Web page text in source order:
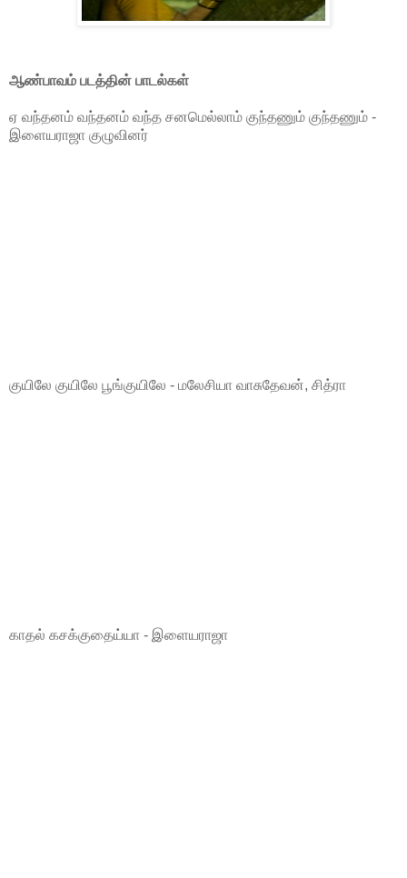
ஆண்பாவம் படத்தின் பாடல்கள்
ஏ வந்தனம் வந்தனம் வந்த சனமெல்லாம் குந்தணும் குந்தணும் -
இளையராஜா குழுவினர்
குயிலே குயிலே பூங்குயிலே - மலேசியா வாசுதேவன், சித்ரா
காதல் கசக்குதைய்யா - இளையராஜா